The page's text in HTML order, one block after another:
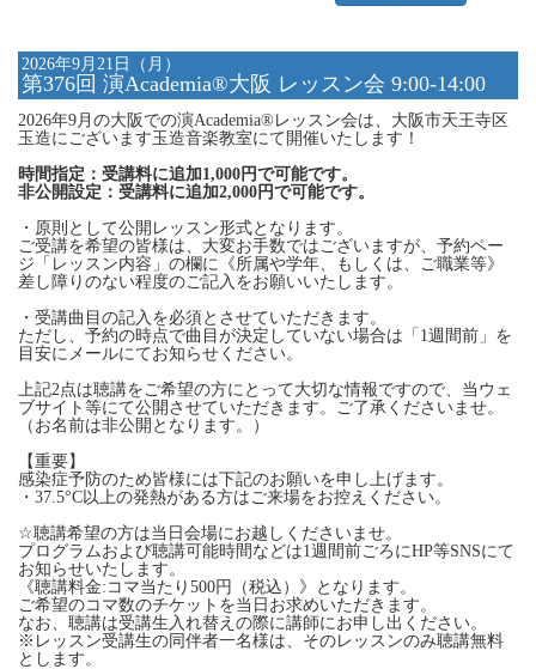
2026年9月21日（月）
第376回 演Academia®大阪 レッスン会 9:00-14:00
2026年9月の大阪での演Academia®レッスン会は、大阪市天王寺区
玉造にございます玉造音楽教室にて開催いたします！
時間指定：受講料に追加1,000円で可能です。
非公開設定：受講料に追加2,000円で可能です。
・原則として公開レッスン形式となります。
ご受講を希望の皆様は、大変お手数ではございますが、予約ペー
ジ「レッスン内容」の欄に《所属や学年、もしくは、ご職業等》
差し障りのない程度のご記入をお願いいたします。
・受講曲目の記入を必須とさせていただきます。
ただし、予約の時点で曲目が決定していない場合は「1週間前」を
目安にメールにてお知らせください。
上記2点は聴講をご希望の方にとって大切な情報ですので、当ウェ
ブサイト等にて公開させていただきます。ご了承くださいませ。
（お名前は非公開となります。）
【重要】
感染症予防のため皆様には下記のお願いを申し上げます。
・37.5°C以上の発熱がある方はご来場をお控えください。
☆聴講希望の方は当日会場にお越しくださいませ。
プログラムおよび聴講可能時間などは1週間前ごろにHP等SNSにて
お知らせいたします。
《聴講料金:コマ当たり500円（税込）》となります。
ご希望のコマ数のチケットを当日お求めいただきます。
なお、聴講は受講生入れ替えの際に講師にお申し出ください。
※レッスン受講生の同伴者一名様は、そのレッスンのみ聴講無料
とします。